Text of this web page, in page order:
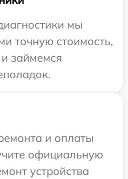
мы
точную стоимость,
займемся
и оплаты
официальную
устройства